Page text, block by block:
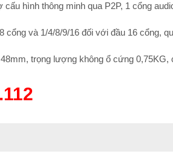
hình thông minh qua P2P, 1 cổng
và 1/4/8/9/16 đối với đầu 16 cổng,
trọng lượng không ổ cứng 0,75KG,